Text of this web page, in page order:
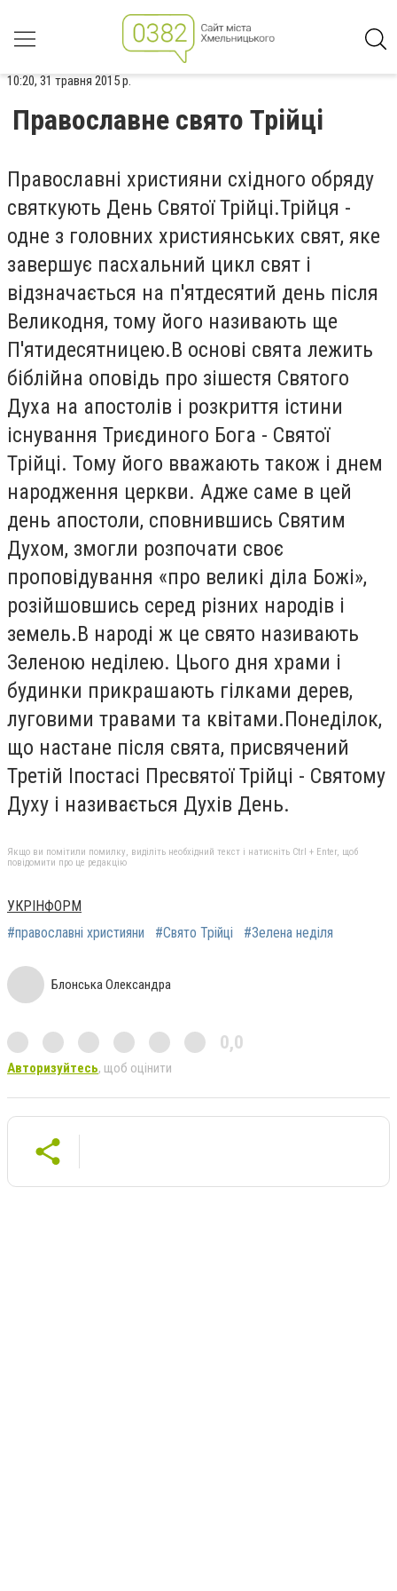
10:20, 31 травня 2015 р.
Православне свято Трійці
Православні християни східного обряду
святкують День Святої Трійці.Трійця -
одне з головних християнських свят, яке
завершує пасхальний цикл свят і
відзначається на п'ятдесятий день після
Великодня, тому його називають ще
П'ятидесятницею.В основі свята лежить
біблійна оповідь про зішестя Святого
Духа на апостолів і розкриття істини
існування Триєдиного Бога - Святої
Трійці. Тому його вважають також і днем
народження церкви. Адже саме в цей
день апостоли, сповнившись Святим
Духом, змогли розпочати своє
проповідування «про великі діла Божі»,
розійшовшись серед різних народів і
земель.В народі ж це свято називають
Зеленою неділею. Цього дня храми і
будинки прикрашають гілками дерев,
луговими травами та квітами.Понеділок,
що настане після свята, присвячений
Третій Іпостасі Пресвятої Трійці - Святому
Духу і називається Духів День.
Якщо ви помітили помилку, виділіть необхідний текст і натисніть Ctrl + Enter, щоб
повідомити про це редакцію
УКРІНФОРМ
#православні християни
#Свято Трійці #Зелена неділя
Блонська Олександра
0,0
Авторизуйтесь, щоб оцінити